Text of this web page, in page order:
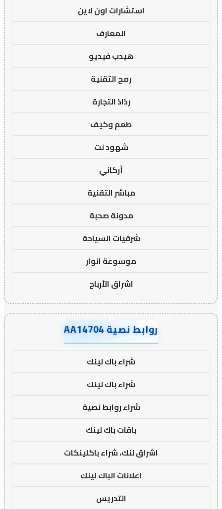
استشارات اون لاين
المعارف
هيدب فيديو
رمح التقنية
رذاذ التجارة
طعم وكيف
شهود نت
أركاني
مباشر التقنية
مدونة صحبة
شرقيات السياحة
موسوعة انوار
اشراق الأرباح
روابط نصية AA14704
شراء باك لينك
شراء باك لينك
شراء روابط نصية
باقات باك لينك
اشراق لنك، شراء باكلينكات
اعلانات الباك لينك
التدريس